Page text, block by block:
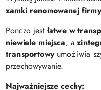
zamki renomowanej
Ponczo jestłatwe w
niewiele miejsca, a
transportowyumożliwia
przechowywanie.
Najważniejsze cechy: